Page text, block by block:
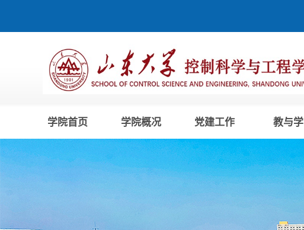
学院首页 学院概况 党建工作 教与学